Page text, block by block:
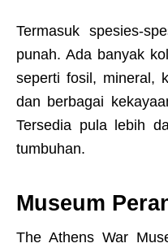
Termasuk spesies-
punah. Ada banyak
seperti fosil, mineral,
dan berbagai
Tersedia pula lebih
tumbuhan.
Museum
The Athens War